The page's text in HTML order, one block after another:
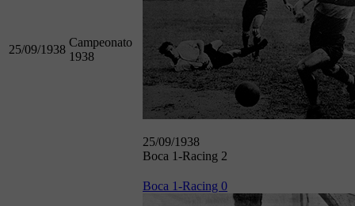
25/09/1938
Campeonato
1938
25/09/1938
Boca 1-Racing 2
Boca 1-Racing 0